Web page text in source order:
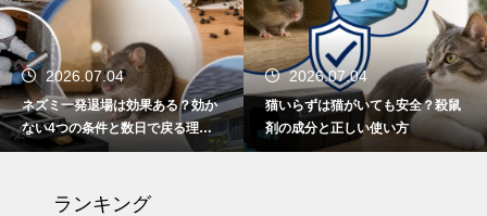
2026.07.04
ネズミ一発退場は効果ある？効か
ない4つの条件と数日で戻る理
由・根本解決法
2026.07.04
猫いらずは猫がいても安全？殺鼠
剤の成分と正しい使い方
ランキング